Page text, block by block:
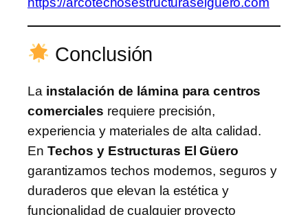
Conclusión
La instalación de lámina para centros
comerciales requiere precisión,
experiencia y materiales de alta calidad.
En Techos y Estructuras El Güero
garantizamos techos modernos, seguros y
duraderos que elevan la estética y
funcionalidad de cualquier proyecto